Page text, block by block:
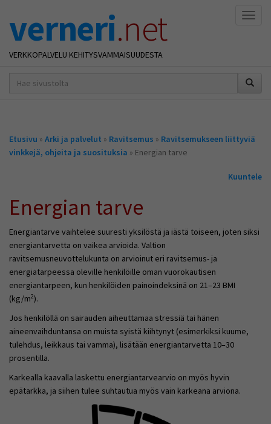
verneri.net
VERKKOPALVELU KEHITYSVAMMAISUUDESTA
hakusana(t)
Olet
täällä
Etusivu » Arki ja palvelut » Ravitsemus » Ravitsemukseen liittyviä
vinkkejä, ohjeita ja suosituksia » Energian tarve
Kuuntele
Energian tarve
Energiantarve vaihtelee suuresti yksilöstä ja iästä toiseen, joten siksi
energiantarvetta on vaikea arvioida. Valtion
ravitsemusneuvottelukunta on arvioinut eri ravitsemus- ja
energiatarpeessa oleville henkilöille oman vuorokautisen
energiantarpeen, kun henkilöiden painoindeksinä on 21–23 BMI
(kg/m2).
Jos henkilöllä on sairauden aiheuttamaa stressiä tai hänen
aineenvaihduntansa on muista syistä kiihtynyt (esimerkiksi kuume,
tulehdus, leikkaus tai vamma), lisätään energiantarvetta 10–30
prosentilla.
Karkealla kaavalla laskettu energiantarvearvio on myös hyvin
epätarkka, ja siihen tulee suhtautua myös vain karkeana arviona.